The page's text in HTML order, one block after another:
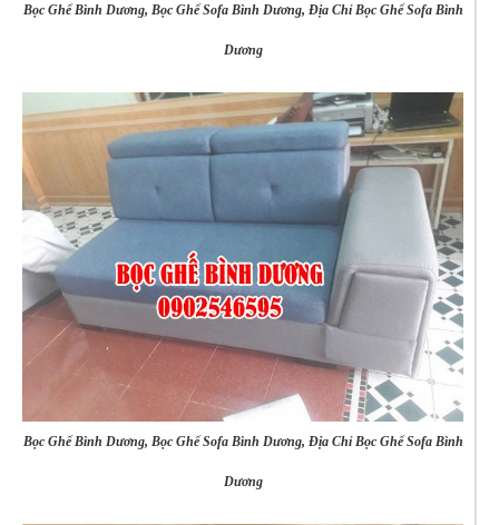
Bọc Ghế Bình Dương, Bọc Ghế Sofa Bình Dương, Địa Chỉ Bọc Ghế Sofa Bình
Dương
Bọc Ghế Bình Dương, Bọc Ghế Sofa Bình Dương, Địa Chỉ Bọc Ghế Sofa Bình
Dương